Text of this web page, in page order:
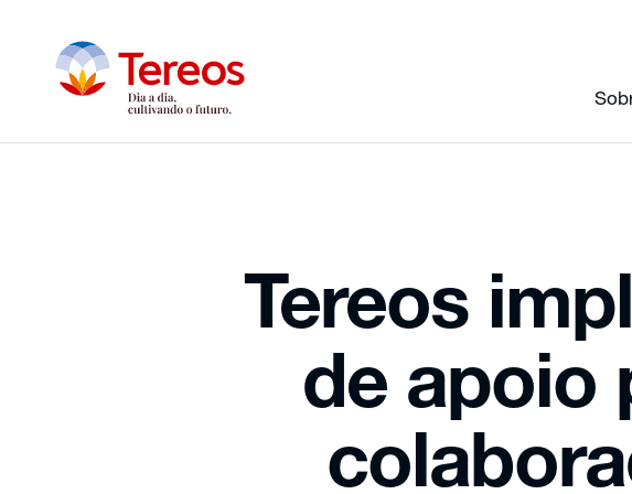
Tereos
de apoio